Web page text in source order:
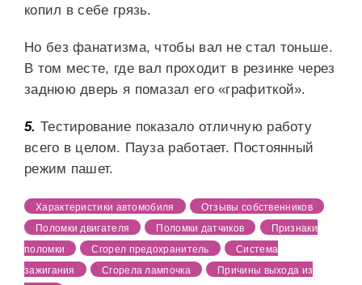
копил в себе грязь.
Но без фанатизма, чтобы вал не стал тоньше.
В том месте, где вал проходит в резинке через
заднюю дверь я помазал его «графиткой».
5. Тестирование показало отличную работу
всего в целом. Пауза работает. Постоянный
режим пашет.
Характеристики автомобиля
Отзывы собственников
Поломки двигателя
Поломки датчиков
Признаки
поломки
Сгорел предохранитель
Система
зажигания
Сгорела лампочка
Причины выхода из